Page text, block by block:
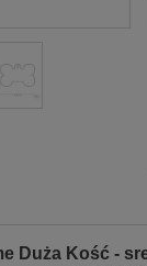
Duża Kość -